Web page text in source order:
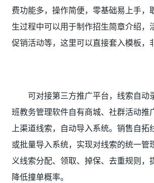
费功能多，操作简便，零基础易上手，
生过程中可以用于制作招生简章介绍，
促销活动等，这里可以直接套入模板，
可对接第三方推广平台，线索自动
班教务管理软件自有商城、社群活动推
上渠道线索，自动导入系统。销售自拓
或批量导入系统，实现对线索的统一管
义线索分配、领取、掉保、去重规则，
降低撞单概率。